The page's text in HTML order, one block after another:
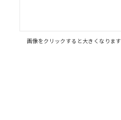
画像をクリックすると大きくなります